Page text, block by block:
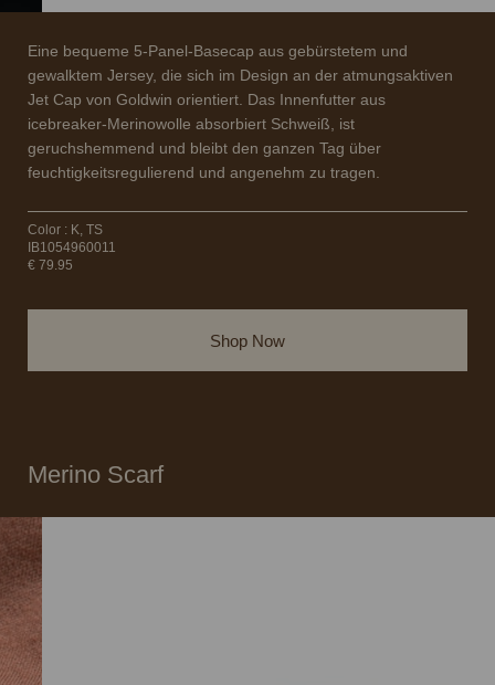
Eine bequeme 5-Panel-Basecap aus gebürstetem und
gewalktem Jersey, die sich im Design an der atmungsaktiven
Jet Cap von Goldwin orientiert. Das Innenfutter aus
icebreaker-Merinowolle absorbiert Schweiß, ist
geruchshemmend und bleibt den ganzen Tag über
feuchtigkeitsregulierend und angenehm zu tragen.
Color : K, TS
IB1054960011
€ 79.95
Shop Now
Merino Scarf